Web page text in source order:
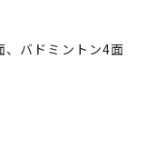
バドミントン4面